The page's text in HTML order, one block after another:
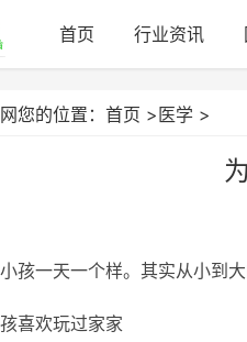
首页 行业资讯
您的位置： 首页 > 医学 >
孩一天一个样。其实从小到
喜欢玩过家家